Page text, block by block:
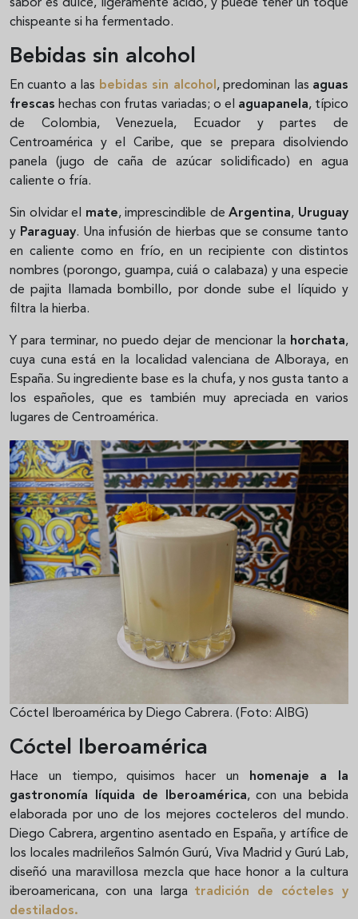
sabor es dulce, ligeramente ácido, y puede tener un toque
chispeante si ha fermentado.
Bebidas sin alcohol
En cuanto a las bebidas sin alcohol , predominan las aguas
frescas hechas con frutas variadas; o el aguapanela, típico
de Colombia, Venezuela, Ecuador y partes de
Centroamérica y el Caribe, que se prepara disolviendo
panela (jugo de caña de azúcar solidificado) en agua
caliente o fría.
Sin olvidar el mate, imprescindible deArgentina, Uruguay
y Paraguay. Una infusión de hierbas que se consume tanto
en caliente como en frío, en un recipiente con distintos
nombres (porongo, guampa, cuiá o calabaza) y una especie
de pajita llamada bombillo, por donde sube el líquido y
filtra la hierba.
Y para terminar, no puedo dejar de mencionar la horchata,
cuya cuna está en la localidad valenciana de Alboraya, en
España. Su ingrediente base es la chufa, y nos gusta tanto a
los españoles, que es también muy apreciada en varios
lugares de Centroamérica.
Cóctel Iberoamérica by Diego Cabrera. (Foto: AIBG)
Cóctel Iberoamérica
Hace un tiempo, quisimos hacer un
homenaje a la
gastronomía líquida de Iberoamérica, con una bebida
elaborada por uno de los mejores cocteleros del mundo.
Diego Cabrera, argentino asentado en España, y artífice de
los locales madrileños Salmón Gurú, Viva Madrid y Gurú Lab,
diseñó una maravillosa mezcla que hace honor a la cultura
iberoamericana, con una larga tradición de cócteles y
destilados.